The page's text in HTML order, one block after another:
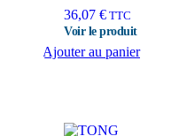
36,07 € TTC
Ajouter au panier